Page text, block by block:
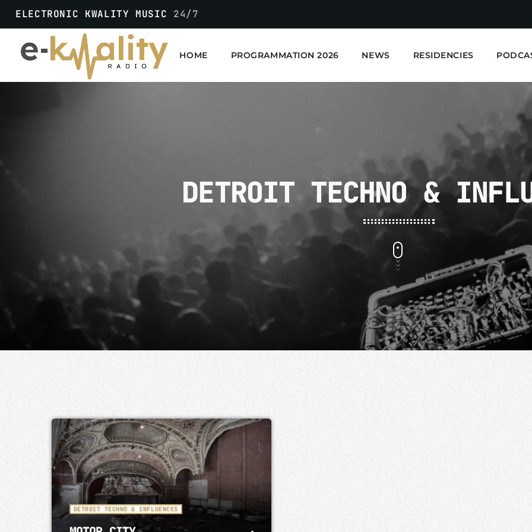
ELECTRONIC KWALITY MUSIC 24/7
HOME PROGRAMMATION 2026 NEWS RESIDENCIES
E-Kwality Radio -
EN COURS DE LECTURE
DETROIT TECHNO &
DETROIT TECHNO & INFLUENCES